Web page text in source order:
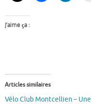
J’aime ça :
Articles similaires
Vélo Club Montcellien – Une